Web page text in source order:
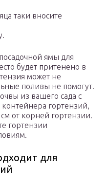
таки вносите
ямы для
будет притенено в
может не
поливы не помогут.
из вашего сада с
гортензий,
от корней гортензии.
гортензии
для